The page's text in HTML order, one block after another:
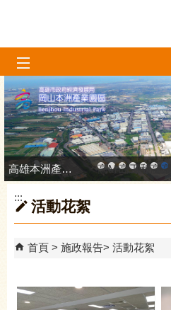
高雄市政府中
MEGABAY
高雄金融
工廠登
和發
高
高雄本洲產業園區服務中心
:::
活動花絮
首頁 施政報告 活動花絮